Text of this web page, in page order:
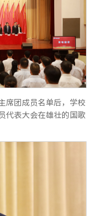
席团成员名单后，学校
代表大会在雄壮的国歌